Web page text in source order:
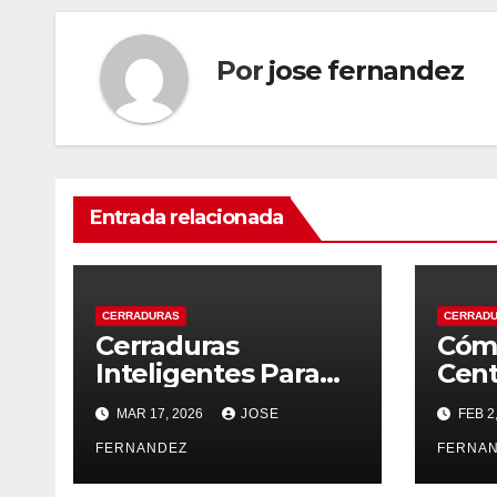
Por jose fernandez
Entrada relacionada
CERRADURAS
Cerraduras
Inteligentes Para
Negocios Y
Comercios
MAR 17, 2026 JOSE
FERNANDEZ
DeFEB